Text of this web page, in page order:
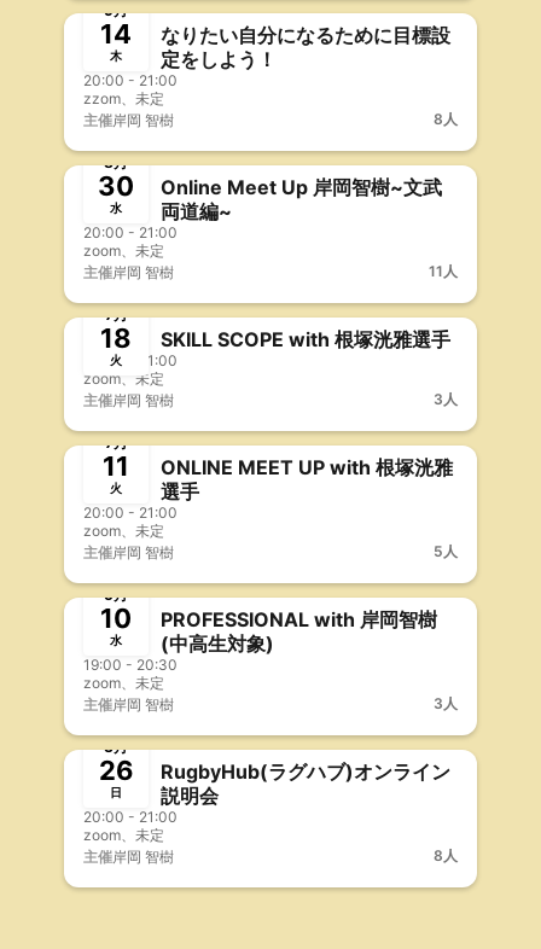
9月
14
木
なりたい自分になるために目標設
定をしよう！
20:00 - 21:00
zzom、未定
主催岸岡 智樹 8人
終了
8月
30
水
Online Meet Up 岸岡智樹~文武
両道編~
20:00 - 21:00
zoom、未定
主催岸岡 智樹 11人
終了
7月
18
火
SKILL SCOPE with 根塚洸雅選手
20:00 - 21:00
zoom、未定
主催岸岡 智樹 3人
終了
7月
11
火
ONLINE MEET UP with 根塚洸雅
選手
20:00 - 21:00
zoom、未定
主催岸岡 智樹 5人
終了
5月
10
水
PROFESSIONAL with 岸岡智樹
(中高生対象)
19:00 - 20:30
zoom、未定
主催岸岡 智樹 3人
終了
3月
26
日
RugbyHub(ラグハブ)オンライン
説明会
20:00 - 21:00
zoom、未定
主催岸岡 智樹 8人